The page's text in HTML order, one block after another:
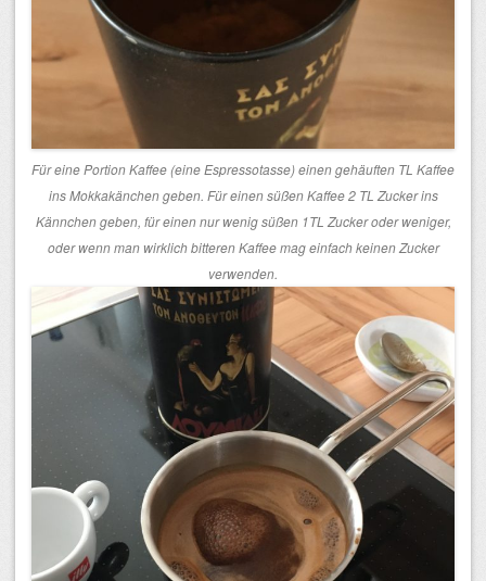
Für eine Portion Kaffee (eine Espressotasse) einen gehäuften TL Kaffee
ins Mokkakänchen geben. Für einen süßen Kaffee 2 TL Zucker ins
Kännchen geben, für einen nur wenig süßen 1TL Zucker oder weniger,
oder wenn man wirklich bitteren Kaffee mag einfach keinen Zucker
verwenden.